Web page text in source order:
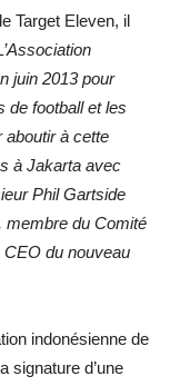
Target Eleven, il
juin 2013 pour
de football et les
aboutir à cette
à Jakarta avec
Phil Gartside
membre du Comité
du nouveau
indonésienne de
signature d’une